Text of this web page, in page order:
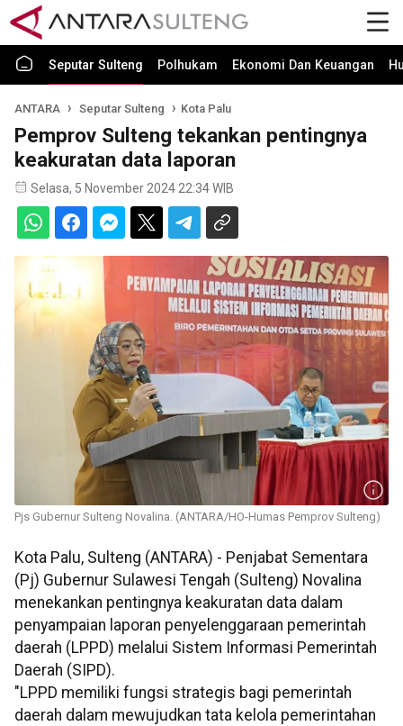
Seputar Sulteng Polhukam Ekonomi Dan Keuangan
ANTARA Seputar Sulteng Kota Palu
Pemprov Sulteng tekankan pentingnya
keakuratan data laporan
Selasa, 5 November 2024 22:34 WIB
Pjs Gubernur Sulteng Novalina. (ANTARA/HO-Humas Pemprov Sulteng)
Kota Palu, Sulteng (ANTARA) - Penjabat Sementara
(Pj) Gubernur Sulawesi Tengah (Sulteng) Novalina
menekankan pentingnya keakuratan data dalam
penyampaian laporan penyelenggaraan pemerintah
daerah (LPPD) melalui Sistem Informasi Pemerintah
Daerah (SIPD).
"LPPD memiliki fungsi strategis bagi pemerintah
daerah dalam mewujudkan tata kelola pemerintahan